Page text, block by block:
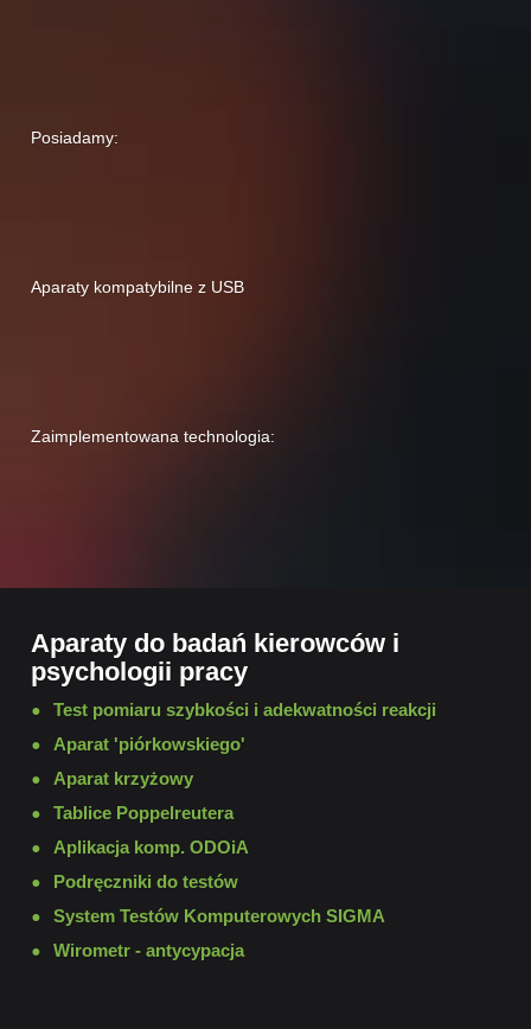
Posiadamy:
Aparaty kompatybilne z USB
Zaimplementowana technologia:
Aparaty do badań kierowców i
psychologii pracy
Test pomiaru szybkości i adekwatności reakcji
Aparat 'piórkowskiego'
Aparat krzyżowy
Tablice Poppelreutera
Aplikacja komp. ODOiA
Podręczniki do testów
System Testów Komputerowych SIGMA
Wirometr - antycypacja